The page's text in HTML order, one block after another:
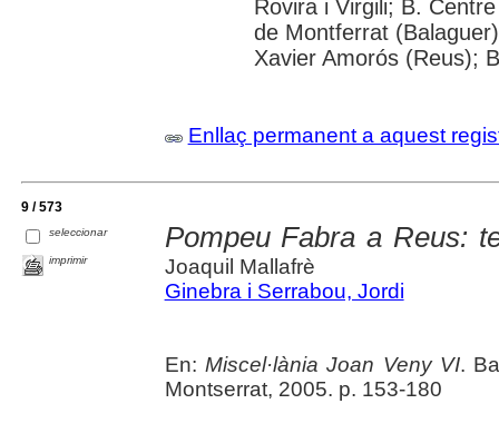
Rovira i Virgili; B.
de Montferrat
Xavier Amorós (Reus);
Enllaç permanent a aquest
9 / 573
seleccionar
imprimir
Pompeu Fabra a Reus:
Joaquil Mallafrè
Ginebra i Serrabou, Jordi
En: Miscel·lània Joan Veny VI.
Montserrat, 2005. p. 153-180